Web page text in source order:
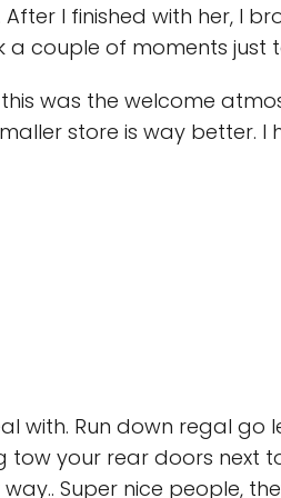
I finished with her, I
a couple of moments
was the welcome
store is way better.
with. Run down regal
tow your rear doors next
Super nice people,